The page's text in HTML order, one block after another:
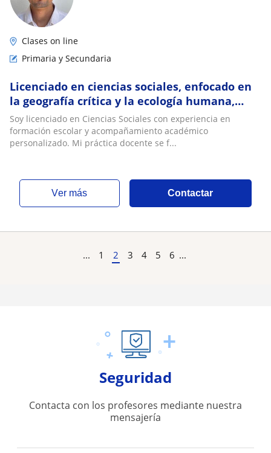
Clases on line
Primaria y Secundaria
Licenciado en ciencias sociales, enfocado en
la geografía crítica y la ecología humana,
oferta clase de Ciencias Sociales
Soy licenciado en Ciencias Sociales con experiencia en
formación escolar y acompañamiento académico
personalizado. Mi práctica docente se f...
ver más Contactar
... 1 2 3 4 5 6 ...
Seguridad
Contacta con los profesores mediante nuestra
mensajería